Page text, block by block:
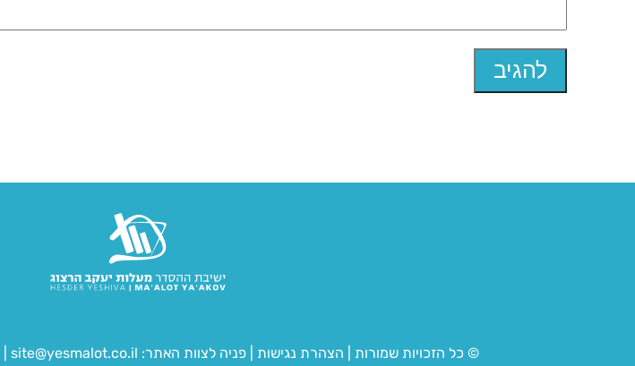
© כל הזכויות שמורות הצהרת נגישות פניה לצוות האתר: site@yesmalot.co.il